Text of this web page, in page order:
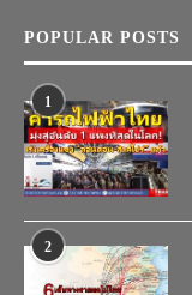
POPULAR POSTS
1
2